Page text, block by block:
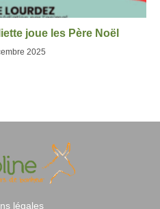
joue les Père Noël
2025
légales